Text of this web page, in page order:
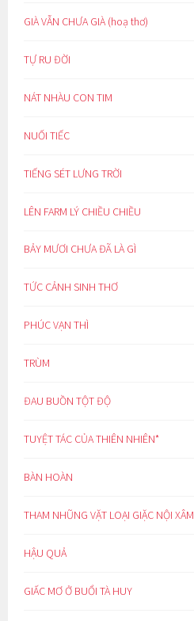
GIÀ VẪN CHƯA GIÀ (hoạ thơ)
TỰ RU ĐỜI
NÁT NHÀU CON TIM
NUỐI TIẾC
TIẾNG SÉT LƯNG TRỜI
LÊN FARM LÝ CHIỀU CHIỀU
BẢY MƯƠI CHƯA ĐÃ LÀ GÌ
TỨC CẢNH SINH THƠ
PHÚC VẠN THÌ
TRÙM
ĐAU BUỒN TỘT ĐỘ
TUYỆT TÁC CỦA THIÊN NHIÊN*
BÀN HOÀN
THAM NHŨNG VẶT LOẠI GIẶC NỘI XÂM
HẬU QUẢ
GIẤC MƠ Ở BUỔI TÀ HUY